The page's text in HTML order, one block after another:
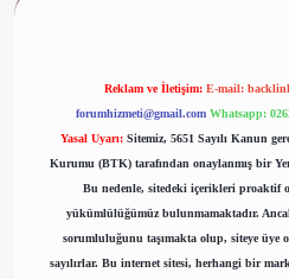
Reklam ve İletişim: E-mail:
forumhizmeti@gmail.com Whatsapp:
Yasal Uyarı: Sitemiz, 5651 Sayılı Kanun
Kurumu (BTK) tarafından onaylanmış bir
Bu nedenle, sitedeki içerikleri proaktif
yükümlülüğümüz bulunmamaktadır.
sorumluluğunu taşımakta olup, siteye
sayılırlar. Bu internet sitesi, herhangi bir